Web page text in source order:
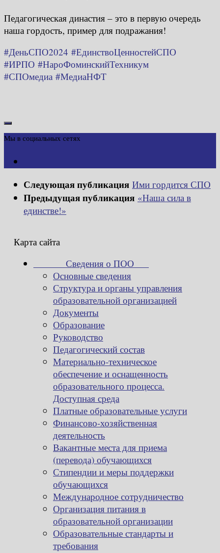
Педагогическая династия – это в первую очередь
наша гордость, пример для подражания!
#ДеньСПО2024 #ЕдинствоЦенностейСПО
#ИРПО #НароФоминскийТехникум
#СПОмедиа #МедиаНФТ
Мы в социальных сетях
Следующая публикация Ими гордится СПО
Предыдущая публикация «Наша сила в
единстве!»
Карта сайта
Сведения о ПОО
Основные сведения
Структура и органы управления
образовательной организацией
Документы
Образование
Руководство
Педагогический состав
Материально-техническое
обеспечение и оснащенность
образовательного процесса.
Доступная среда
Платные образовательные услуги
Финансово-хозяйственная
деятельность
Вакантные места для приема
(перевода) обучающихся
Стипендии и меры поддержки
обучающихся
Международное сотрудничество
Организация питания в
образовательной организации
Образовательные стандарты и
требования